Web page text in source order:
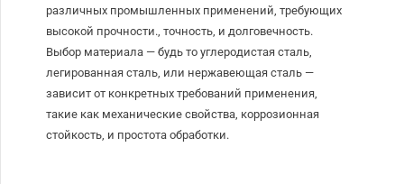
различных промышленных применений, требующих
высокой прочности., точность, и долговечность.
Выбор материала — будь то углеродистая сталь,
легированная сталь, или нержавеющая сталь —
зависит от конкретных требований применения,
такие как механические свойства, коррозионная
стойкость, и простота обработки.